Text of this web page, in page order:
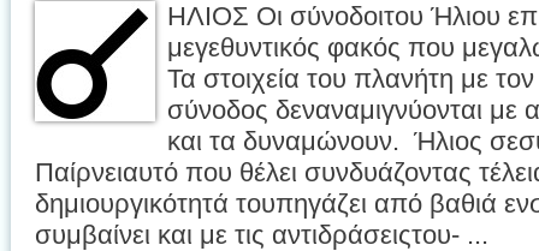
ΗΛΙΟΣ Οι σύνοδοιτου Ήλιου
μεγεθυντικός φακός που
Τα στοιχεία του πλανήτη με
σύνοδος δεναναμιγνύονται με
και τα δυναμώνουν. Ήλιος
Παίρνειαυτό που θέλει συνδυάζοντας
δημιουργικότητά τουπηγάζει από βαθιά
συμβαίνει και με τις αντιδράσειςτου- ...